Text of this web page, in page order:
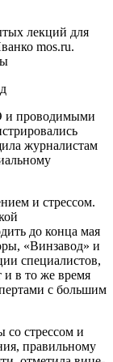
лекций для
mos.ru.
и проводимыми
журналистам
и стрессом.
до конца мая
«Винзавод» и
специалистов,
и в то же время
с большим
со стрессом и
правильному